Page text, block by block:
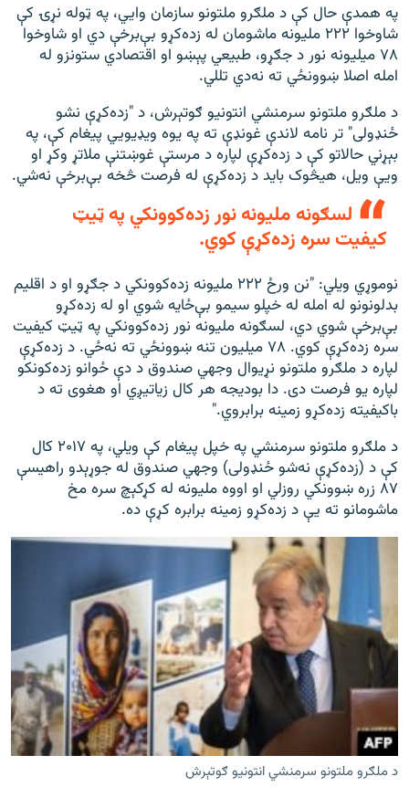
په همدې حال کې د ملګرو ملتونو سازمان وايي، په ټوله نړۍ کې
شاوخوا ۲۲۲ ملیونه ماشومان له زده‌کړو بې‌برخې دي او شاوخوا
۷۸ میلیونه نور د جګړو، طبیعي پېښو او اقتصادي ستونزو له
امله اصلا ښوونځي ته نه‌دي تللي.
د ملګرو ملتونو سرمنشي انتونیو ګوتېرش، د "زده‌کړې نشو
ځنډولی" تر نامه لاندې غونډې ته په یوه ویډیویي پیغام کې، په
بېړني حالاتو کې د زده‌کړې لپاره د مرستې غوښتنې ملاتړ وکړ او
ویې ویل، هیڅوک باید د زده‌کړې له فرصت څخه بې‌برخې نه‌شي.
لسګونه ملیونه نور زده‌کوونکي په ټیټ
کیفیت سره زده‌کړې کوي.
نوموړي ويلي: "نن ورځ ٢٢٢ ملیونه زده‌کوونکي د جګړو او د اقلیم
بدلونونو له امله له خپلو سیمو بې‌ځایه شوي او له زده‌کړو
بې‌برخې شوي دي، لسګونه ملیونه نور زده‌کوونکي په ټیټ کیفیت
سره زده‌کړې کوي. ٧٨ میلیون تنه ښوونځي ته نه‌ځي. د زده‌کړې
لپاره د ملګرو ملتونو نړیوال وجهي صندوق د دې ځوانو زده‌کونکو
لپاره یو فرصت دی. دا بودیجه هر کال زیاتیږي او هغوی ته د
باکیفیته زده‌کړو زمینه برابروي."
د ملګرو ملتونو سرمنشي په خپل پیغام کې ویلي، په ۲۰۱۷ کال
کې د (زده‌کړې نه‌شو ځنډولی) وجهي صندوق له جوړېدو راهیسې
۸۷ زره ښوونکي روزلي او اووه ملیونه له کړکېچ سره مخ
ماشومانو ته یې د زده‌کړو زمینه برابره کړې ده.
د ملګرو ملتونو سرمنشي انتونيو ګوتېرش